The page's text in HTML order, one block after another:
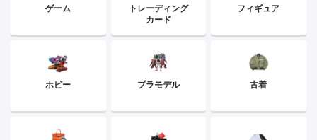
ゲーム
トレーディング
カード
フィギュア
ホビー プラモデル 古着